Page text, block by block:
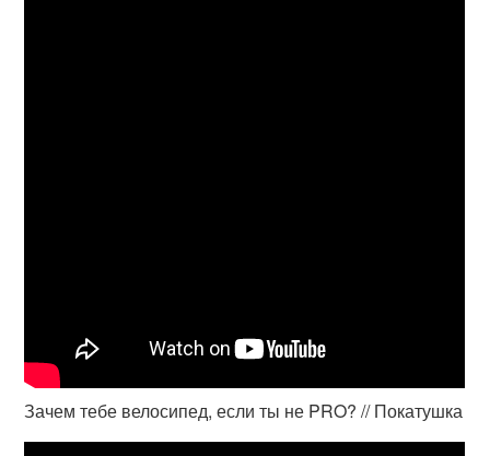
Зачем тебе велосипед, если ты не PRO? // Покатушка